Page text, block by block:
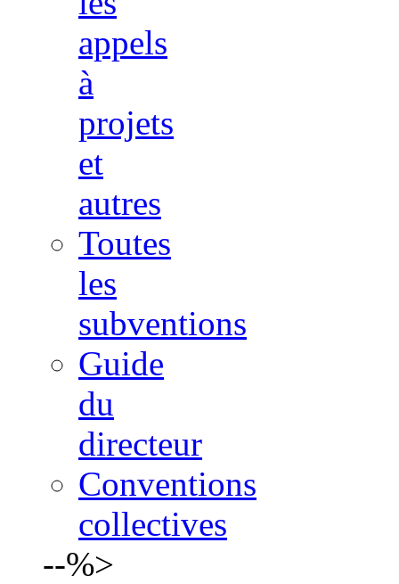
appels
à
projets
et
autres
Toutes
les
subventions
Guide
du
directeur
Conventions
collectives
--%>